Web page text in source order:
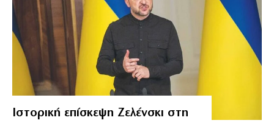
Ιστορική επίσκεψη Ζελένσκι στη